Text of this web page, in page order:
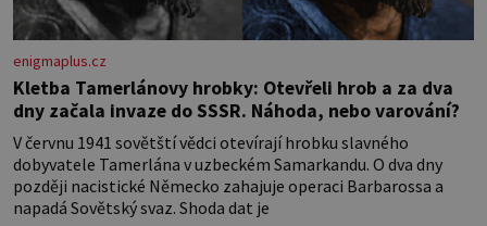
enigmaplus.cz
Kletba Tamerlánovy hrobky: Otevřeli hrob a za dva
dny začala invaze do SSSR. Náhoda, nebo varování?
V červnu 1941 sovětští vědci otevírají hrobku slavného
dobyvatele Tamerlána v uzbeckém Samarkandu. O dva dny
později nacistické Německo zahajuje operaci Barbarossa a
napadá Sovětský svaz. Shoda dat je